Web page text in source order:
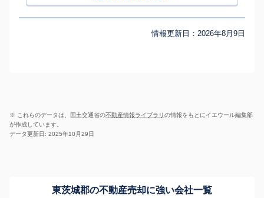
情報更新日： 2026年8月9日
※ これらのデータは、国土交通省の不動産情報ライブラリの情報をもとにイエウール編集部
が作成しています。
データ更新日: 2025年10月29日
東茨城郡の不動産売却に強い会社一覧